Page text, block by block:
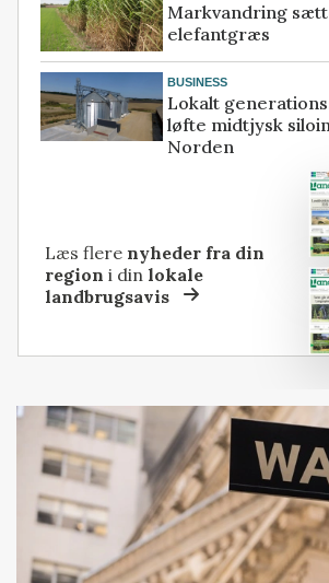
Markvandring
elefantgræs
BUSINESS
Lokalt
løfte midtjysk
Norden
Læs flere nyheder fra din
region i dinlokale
landbrugsavis